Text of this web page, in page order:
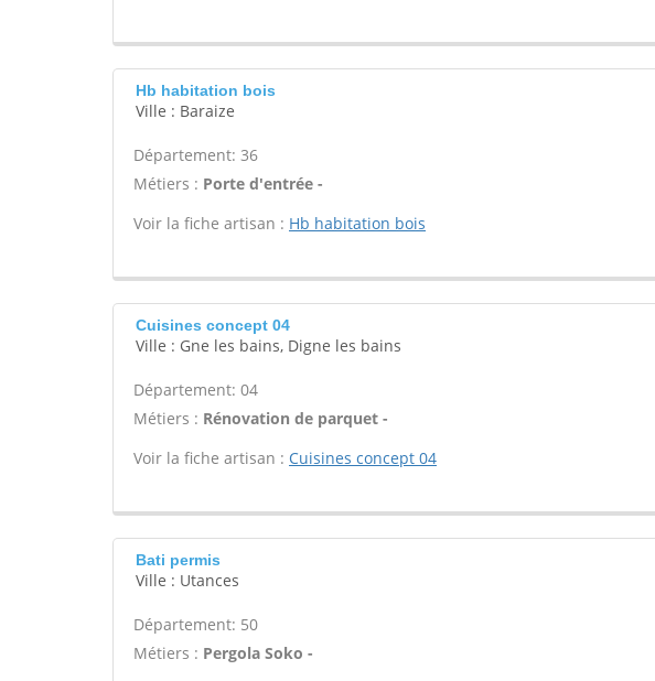
Hb habitation bois
Ville : Baraize
Département: 36
Métiers : Porte d'entrée -
Voir la fiche artisan : Hb habitation bois
Cuisines concept 04
Ville : Gne les bains, Digne les bains
Département: 04
Métiers : Rénovation de parquet -
Voir la fiche artisan : Cuisines concept 04
Bati permis
Ville : Utances
Département: 50
Métiers : Pergola Soko -